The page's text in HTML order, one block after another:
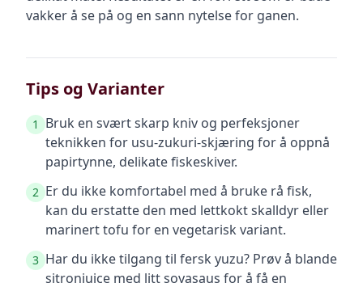
vakker å se på og en sann nytelse for ganen.
Tips og Varianter
1
Bruk en svært skarp kniv og perfeksjoner
teknikken for usu-zukuri-skjæring for å oppnå
papirtynne, delikate fiskeskiver.
2 Er du ikke komfortabel med å bruke rå fisk,
kan du erstatte den med lettkokt skalldyr eller
marinert tofu for en vegetarisk variant.
3 Har du ikke tilgang til fersk yuzu? Prøv å blande
sitronjuice med litt soyasaus for å få en